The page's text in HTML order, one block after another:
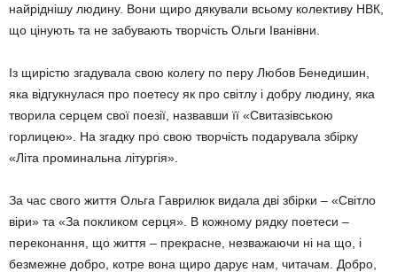
найріднішу людину. Вони щиро дякували всьому колективу НВК,
що цінують та не забувають творчість Ольги Іванівни.
Із щирістю згадувала свою колегу по перу Любов Бенедишин,
яка відгукнулася про поетесу як про світлу і добру людину, яка
творила серцем свої поезії, назвавши її «Свитазівською
горлицею». На згадку про свою творчість подарувала збірку
«Літа проминальна літургія».
За час свого життя Ольга Гаврилюк видала дві збірки – «Світло
віри» та «За покликом серця». В кожному рядку поетеси –
переконання, що життя – прекрасне, незважаючи ні на що, і
безмежне добро, котре вона щиро дарує нам, читачам. Добро,